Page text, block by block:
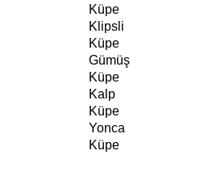
Küpe
Klipsli
Küpe
Gümüş
Küpe
Kalp
Küpe
Yonca
Küpe